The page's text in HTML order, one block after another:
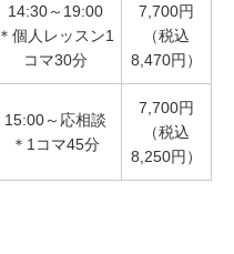
14:30～19:00
＊個人レッスン1
コマ30分
7,700円
（税込
8,470円）
15:00～応相談
＊1コマ45分
7,700円
（税込
8,250円）